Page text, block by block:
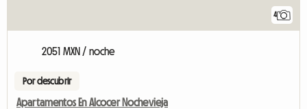
4
2051 MXN / noche
Por descubrir
Apartamentos En Alcocer Nochevieja